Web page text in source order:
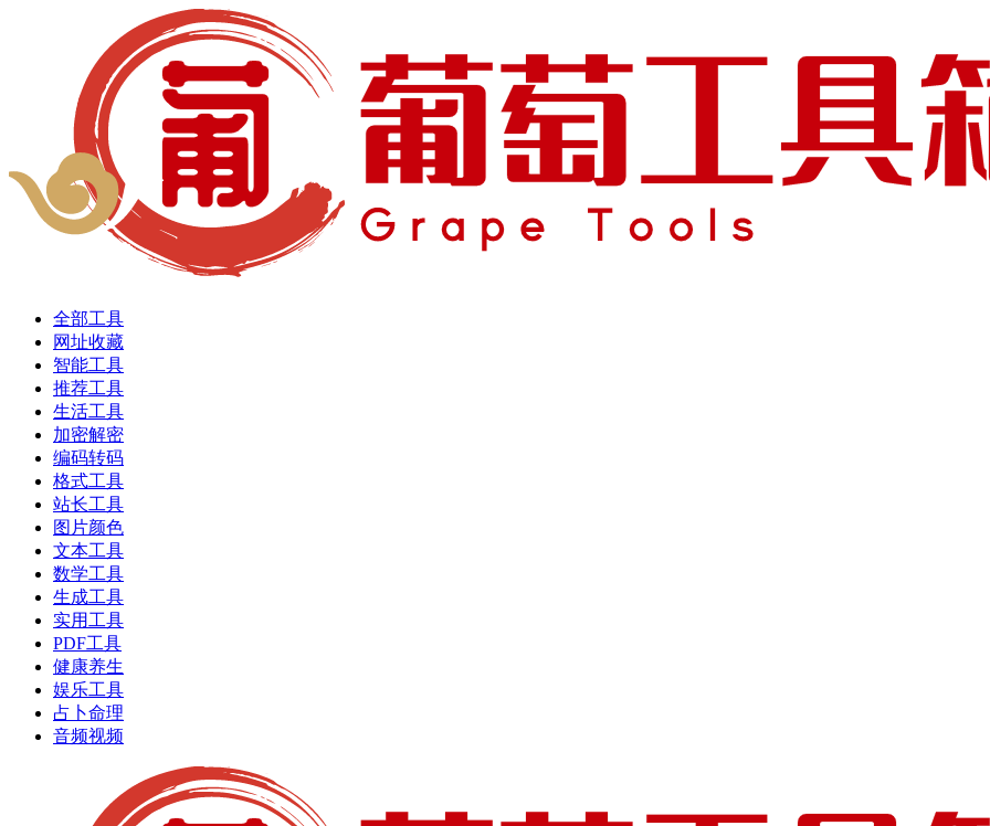
全部工具
网址收藏
智能工具
推荐工具
生活工具
加密解密
编码转码
格式工具
站长工具
图片颜色
文本工具
数学工具
生成工具
实用工具
PDF工具
健康养生
娱乐工具
占卜命理
音频视频